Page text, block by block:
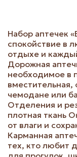
Набор аптечек
спокойствие в
отдыхе и
Дорожная
необходимое в
чемодане или
Отделения и
плотная ткань
от влаги и
Карманная
тех, кто любит